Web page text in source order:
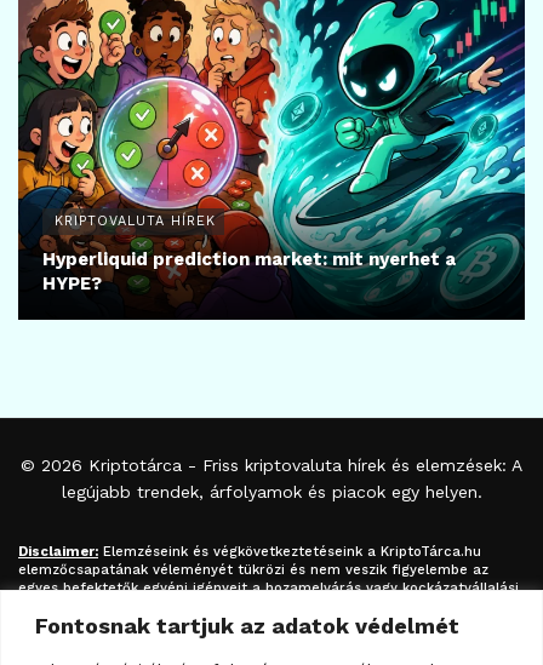
Fontosnak tartjuk az adatok védelmét
KRIPTOVALUTA HÍREK
Hyperliquid prediction market: mit nyerhet a
HYPE?
© 2026 Kriptotárca - Friss kriptovaluta hírek és elemzések: A
legújabb trendek, árfolyamok és piacok egy helyen.
Disclaimer: Elemzéseink és végkövetkeztetéseink a KriptoTárca.hu
elemzőcsapatának véleményét tükrözi és nem veszik figyelembe az
egyes befektetők egyéni igényeit a hozamelvárás vagy kockázatvállalási
befektetési tanácsadásnak, befektetési ajánlásnak, értékpapír /
kriptovaluta / token / ICO / cloud mining stb. jegyzésére / vételére /
eladására vonatkozó felhívásnak azok kizárólag tájékoztatásul